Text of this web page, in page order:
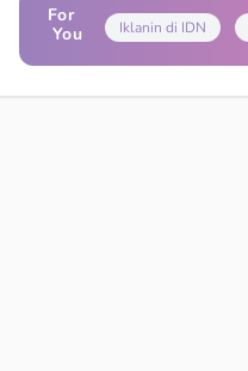
For
You
Iklanin di IDN